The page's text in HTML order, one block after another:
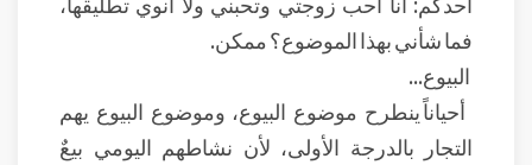
فما شأني بهذا الموضوع؟ ممكن.
البيوع...
أحياناً ينطرح موضوع البيوع، وموضوع البيوع يهم
التجار بالدرجة الأولى، لأن نشاطهم اليومي بيعٌ